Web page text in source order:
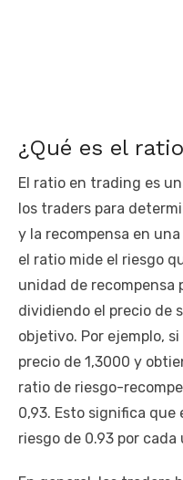
¿Qué es el
El ratio en trading es
los traders para
y la recompensa en
el ratio mide el riesgo
unidad de recompensa
dividiendo el precio de
objetivo. Por ejemplo,
precio de 1,3000 y
ratio de riesgo-
0,93. Esto significa
riesgo de 0.93 por